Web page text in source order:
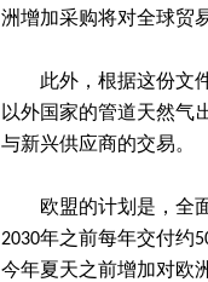
洲增加采购将对全球贸
此外，根据这份文
以外国家的管道天然气
与新兴供应商的交易。
欧盟的计划是，全
2030年之前每年交付约
今年夏天之前增加对欧